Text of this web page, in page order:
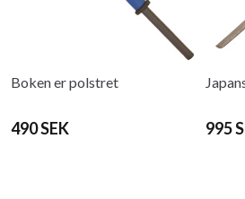
Boken er polstret
490 SEK 995